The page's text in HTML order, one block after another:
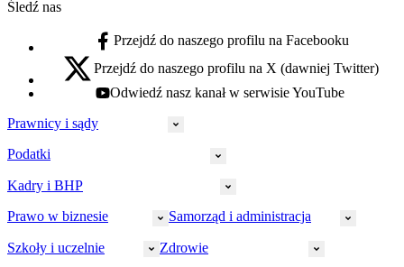
Śledź nas
facebook - otwiera się w nowej karcie
Przejdź do naszego profilu na Facebooku
x - otwiera się w nowej karcie
Przejdź do naszego profilu na X (dawniej Twitter)
youtube - otwiera się w nowej karcie
Odwiedź nasz kanał w serwisie YouTube
Prawnicy i sądy
Prawnicy
Policja
Strefa aplikanta
Podatki
CIT
Akcyza
Kadry i BHP
HR
Prawo w biznesie Samorząd i administracja
Szkoły i uczelnie Zdrowie